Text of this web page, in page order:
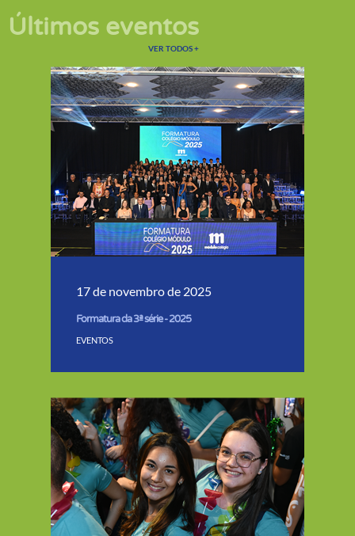
Últimos eventos
VER TODOSEVENTOS
+
17 de novembro de 2025
Formatura da 3ª série - 2025
EVENTOS